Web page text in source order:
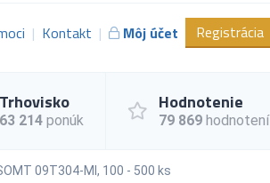
Kontakt Môj účet Registrácia
Trhovisko
63 214 ponúk
Hodnotenie
79 869 hodnotení
09T304-MI, 100 - 500 ks